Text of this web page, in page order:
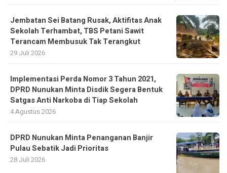
Jembatan Sei Batang Rusak, Aktifitas Anak
Sekolah Terhambat, TBS Petani Sawit
Terancam Membusuk Tak Terangkut
29 Juli 2026
Implementasi Perda Nomor 3 Tahun 2021,
DPRD Nunukan Minta Disdik Segera Bentuk
Satgas Anti Narkoba di Tiap Sekolah
4 Agustus 2026
DPRD Nunukan Minta Penanganan Banjir
Pulau Sebatik Jadi Prioritas
28 Juli 2026